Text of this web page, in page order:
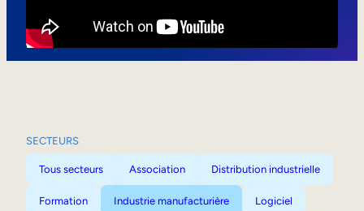
SECTEURS
Tous secteurs Association Distribution industrielle
Formation Industrie manufacturière Logiciel